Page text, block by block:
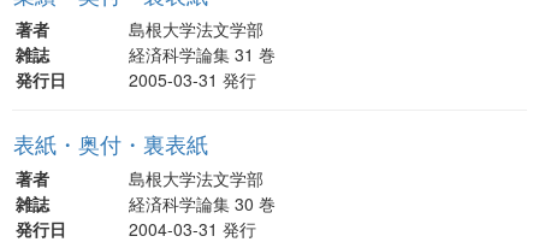
著者
島根大学法文学部
雑誌
経済科学論集 31 巻
発行日
2005-03-31 発行
表紙・奥付・裏表紙
著者
島根大学法文学部
雑誌
経済科学論集 30 巻
発行日
2004-03-31 発行